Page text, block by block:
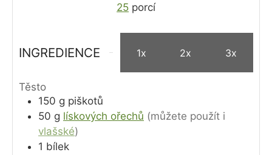
25 porcí
INGREDIENCE 1x 2x 3x
Těsto
150 g piškotů
50 g lískových ořechů (můžete použít i
vlašské)
1 bílek